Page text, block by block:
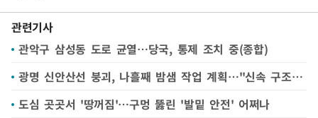
관련기사
관악구 삼성동 도로 균열…당국, 통제 조치 중(종합)
광명 신안산선 붕괴, 나흘째 밤샘 작업 계획…"신속 구조 노력"
도심 곳곳서 '땅꺼짐'…구멍 뚫린 '발밑 안전' 어쩌나